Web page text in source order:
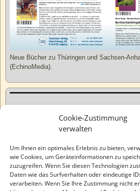
Cookie-Zustimmung
verwalten
Um Ihnen ein optimales Erlebnis zu bieten,
wie Cookies, um Geräteinformationen zu
zuzugreifen. Wenn Sie diesen Technologien
Daten wie das Surfverhalten oder eindeutige
verarbeiten. Wenn Sie Ihre Zustimmung nicht
Neue Bücher zu Thüringen und Sachsen-
(EchinoMedia).
Varia